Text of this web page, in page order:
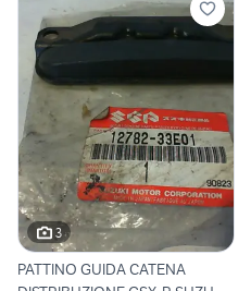
3
PATTINO GUIDA CATENA